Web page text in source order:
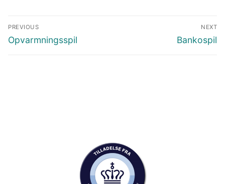
Indlægsnavigation
PREVIOUS
Previous
Opvarmningsspil
NEXT
Next
Bankospil